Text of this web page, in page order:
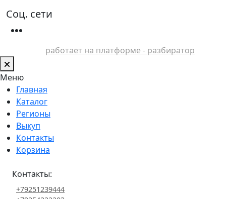
Соц. сети
работает на платформе - разбиратор
Меню
Главная
Каталог
Регионы
Выкуп
Контакты
Корзина
Контакты:
+79251239444